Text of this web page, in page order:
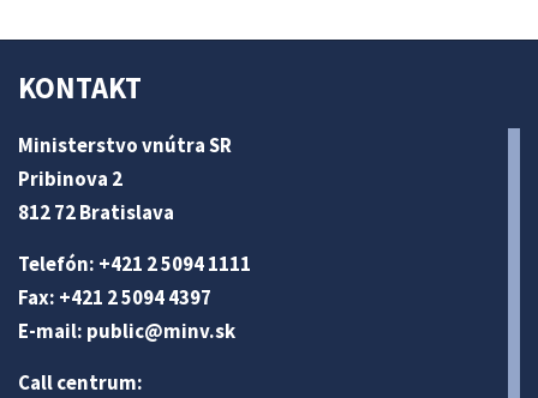
KONTAKT
Ministerstvo vnútra SR
Pribinova 2
812 72 Bratislava
Telefón: +421 2 5094 1111
Fax: +421 2 5094 4397
E-mail: public@minv.sk
Call centrum: